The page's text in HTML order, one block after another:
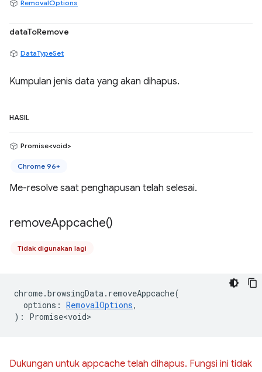
RemovalOptions
dataToRemove
DataTypeSet
Kumpulan jenis data yang akan dihapus.
HASIL
Promise<void>
Chrome 96+
Me-resolve saat penghapusan telah selesai.
removeAppcache()
Tidak digunakan lagi
chrome.browsingData. removeAppcache(
options : RemovalOptions,
) : Promise<void>
Dukungan untuk appcache telah dihapus. Fungsi ini tidak